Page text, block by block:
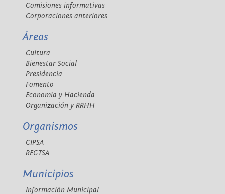
Comisiones informativas
Corporaciones anteriores
Áreas
Cultura
Bienestar Social
Presidencia
Fomento
Economía y Hacienda
Organización y RRHH
Organismos
CIPSA
REGTSA
Municipios
Información Municipal